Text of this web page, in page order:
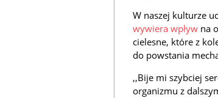
W naszej kulturze
wywiera wpływ na
cielesne, które z
do powstania
,,Bije mi szybciej
organizmu z